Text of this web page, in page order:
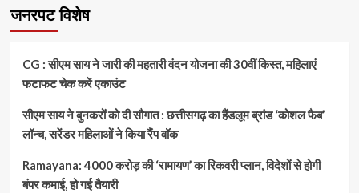
जनरपट विशेष
CG : सीएम साय ने जारी की महतारी वंदन योजना की 30वीं किस्त, महिलाएं
फटाफट चेक करें एकाउंट
सीएम साय ने बुनकरों को दी सौगात : छत्तीसगढ़ का हैंडलूम ब्रांड ‘कोशल फैब’
लॉन्च, सरेंडर महिलाओं ने किया रैंप वॉक
Ramayana: 4000 करोड़ की ‘रामायण’ का रिकवरी प्लान, विदेशों से होगी
बंपर कमाई, हो गई तैयारी